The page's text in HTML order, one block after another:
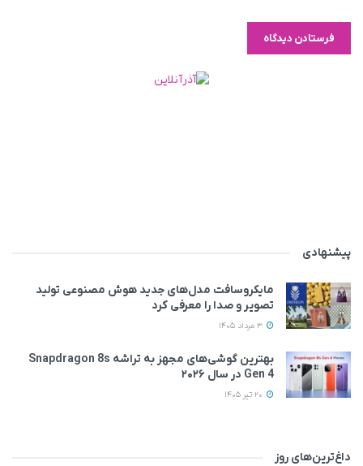
پیشنهادی
مایکروسافت مدل‌های جدید هوش مصنوعی تولید
تصویر و صدا را معرفی کرد
بهترین گوشی‌های مجهز به تراشه Snapdragon 8s
Gen 4 در سال ۲۰۲۶
داغ‌ترین‌های روز